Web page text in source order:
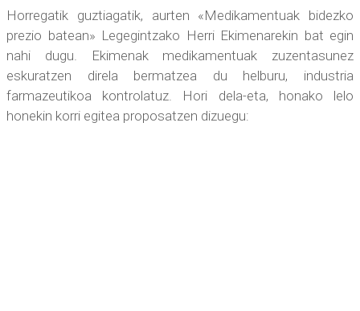
Horregatik guztiagatik, aurten «Medikamentuak bidezko
prezio batean» Legegintzako Herri Ekimenarekin bat egin
nahi dugu. Ekimenak medikamentuak zuzentasunez
eskuratzen direla bermatzea du helburu, industria
farmazeutikoa kontrolatuz. Hori dela-eta, honako lelo
honekin korri egitea proposatzen dizuegu: